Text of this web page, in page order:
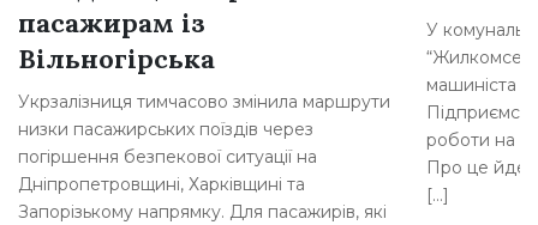
пасажирам із
Вільногірська
Укрзалізниця тимчасово змінила маршрути
низки пасажирських поїздів через
погіршення безпекової ситуації на
Дніпропетровщині, Харківщині та
Запорізькому напрямку. Для пасажирів, які
У
машиніста
роботи на
Про це
[…]